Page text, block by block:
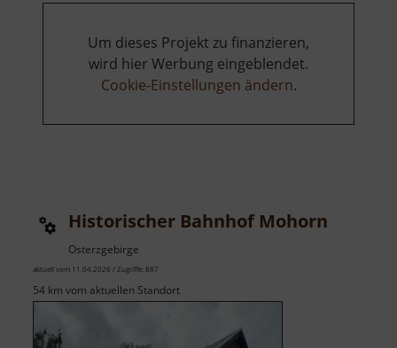
Um dieses Projekt zu finanzieren,
wird hier Werbung eingeblendet.
Cookie-Einstellungen ändern.
Historischer Bahnhof Mohorn
Osterzgebirge
aktuell vom 11.04.2026 / Zugriffe: 887
54 km vom aktuellen Standort